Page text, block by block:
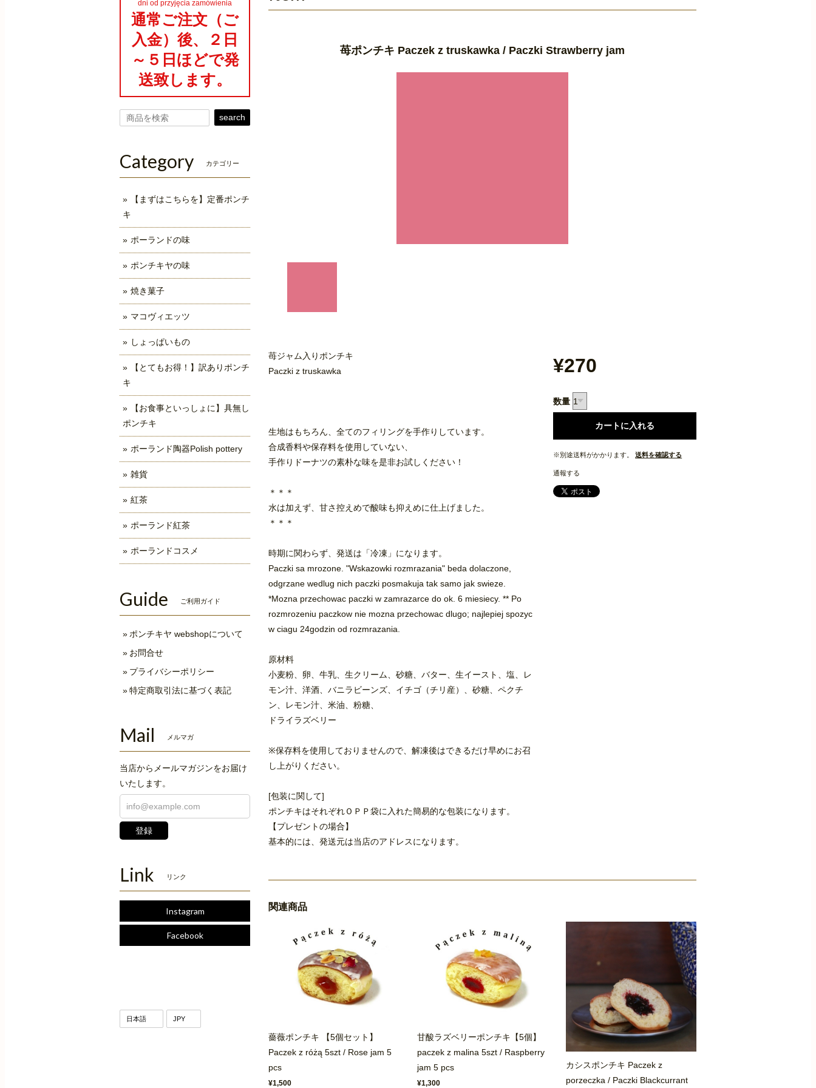
苺ポンチキ Paczek z truskawka / Paczki Strawberry jam
苺ジャム入りポンチキ
Paczki z truskawka
生地はもちろん、全てのフィリングを手作りしています。
合成香料や保存料を使用していない、
手作りドーナツの素朴な味を是非お試しください！
＊＊＊
水は加えず、甘さ控えめで酸味も抑えめに仕上げました。
＊＊＊
時期に関わらず、発送は「冷凍」になります。
Paczki sa mrozone. "Wskazowki rozmrazania" beda dolaczone,
odgrzane wedlug nich paczki posmakuja tak samo jak swieze.
*Mozna przechowac paczki w zamrazarce do ok. 6 miesiecy. ** Po
rozmrozeniu paczkow nie mozna przechowac dlugo; najlepiej spozyc
w ciagu 24godzin od rozmrazania.
原材料
小麦粉、卵、牛乳、生クリーム、砂糖、バター、生イースト、塩、レ
モン汁、洋酒、バニラビーンズ、イチゴ（チリ産）、砂糖、ペクチ
ン、レモン汁、米油、粉糖、
ドライラズベリー
※保存料を使用しておりませんので、解凍後はできるだけ早めにお召
し上がりください。
[包装に関して]
ポンチキはそれぞれＯＰＰ袋に入れた簡易的な包装になります。
【プレゼントの場合】
基本的には、発送元は当店のアドレスになります。
¥270
数量
カートに入れる
※別途送料がかかります。 送料を確認する
通報する
関連商品
薔薇ポンチキ 【5個セット】
Paczek z różą 5szt / Rose jam 5
pcs
¥1,500
甘酸ラズベリーポンチキ【5個】
paczek z malina 5szt / Raspberry
jam 5 pcs
¥1,300
カシスポンチキ Paczek z
porzeczka / Paczki Blackcurrant
dni od przyjęcia zamówienia
通常ご注文（ご
入金）後、２日
～５日ほどで発
送致します。
search
Category カテゴリー
【まずはこちらを】定番ポンチ
キ
ポーランドの味
ポンチキヤの味
焼き菓子
マコヴィエッツ
しょっぱいもの
【とてもお得！】訳ありポンチ
キ
【お食事といっしょに】具無し
ポンチキ
ポーランド陶器Polish pottery
雑貨
紅茶
ポーランド紅茶
ポーランドコスメ
Guide ご利用ガイド
ポンチキヤ webshopについて
お問合せ
プライバシーポリシー
特定商取引法に基づく表記
Mail メルマガ
当店からメールマガジンをお届け
いたします。
登録
Link リンク
Instagram
Facebook